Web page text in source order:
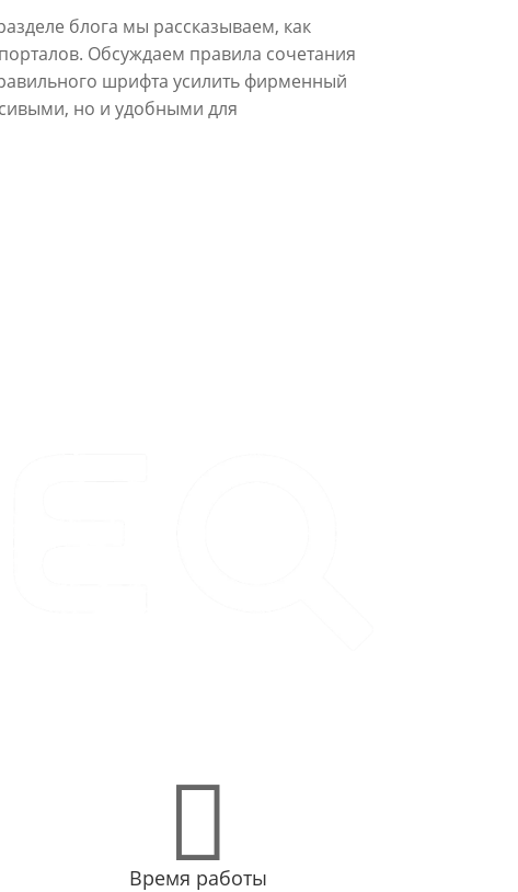
блога мы рассказываем, как
Обсуждаем правила сочетания
шрифта усилить фирменный
но и удобными для

Время работы